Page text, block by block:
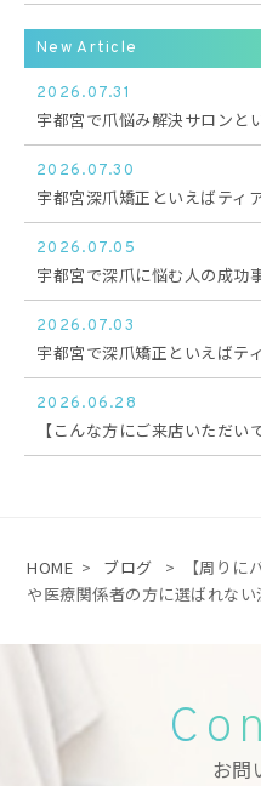
New Article
2026.07.31
宇都宮で爪悩み解決サロンと
2026.07.30
宇都宮深爪矯正といえばティ
2026.07.05
宇都宮で深爪に悩む人の成功
2026.07.03
宇都宮で深爪矯正といえばテ
2026.06.28
【こんな方にご来店いただい
HOME > ブログ >
【周り
や医療関係者の方に選ばれない
お問